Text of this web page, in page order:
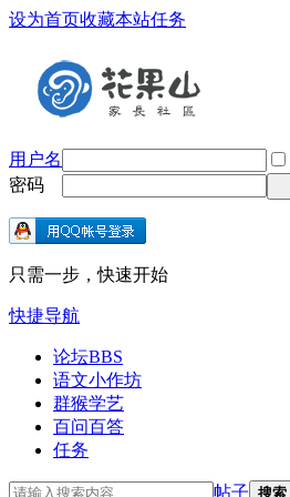
设为首页收藏本站任务
用户名
密码
只需一步，快速开始
快捷导航
论坛BBS
语文小作坊
群猴学艺
百问百答
任务
帖子 搜索